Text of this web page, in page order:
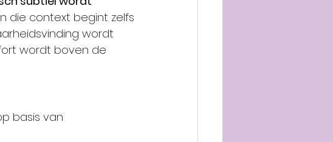
die context begint zelfs
wordt
wordt boven de
basis van